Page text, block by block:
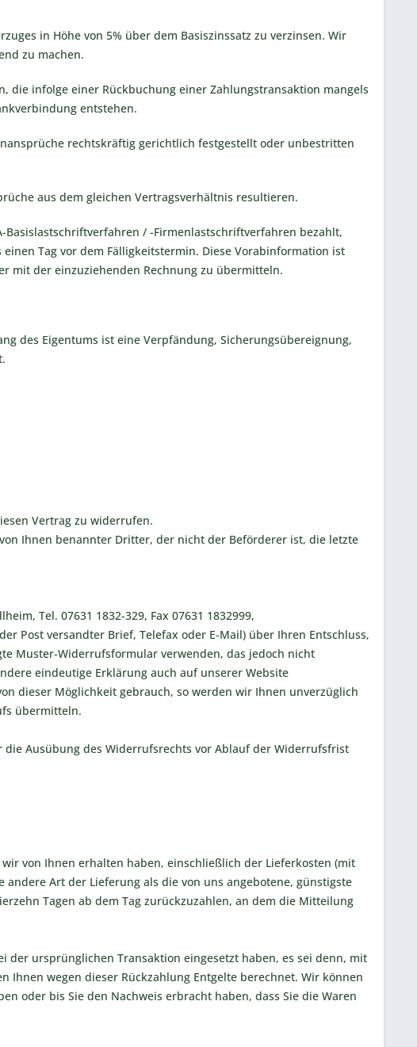
in Höhe von 5% über dem Basiszinssatz zu verzinsen. Wir
zu machen.
die infolge einer Rückbuchung einer Zahlungstransaktion mangels
entstehen.
rechtskräftig gerichtlich festgestellt oder unbestritten
aus dem gleichen Vertragsverhältnis resultieren.
Basislastschriftverfahren / -Firmenlastschriftverfahren bezahlt,
Tag vor dem Fälligkeitstermin. Diese Vorabinformation ist
mit der einzuziehenden Rechnung zu übermitteln.
des Eigentums ist eine Verpfändung, Sicherungsübereignung,
Vertrag zu widerrufen.
Ihnen benannter Dritter, der nicht der Beförderer ist, die letzte
Tel. 07631 1832-329, Fax 07631 1832999,
Post versandter Brief, Telefax oder E-Mail) über Ihren Entschluss,
Muster-Widerrufsformular verwenden, das jedoch nicht
eindeutige Erklärung auch auf unserer Website
dieser Möglichkeit gebrauch, so werden wir Ihnen unverzüglich
übermitteln.
Ausübung des Widerrufsrechts vor Ablauf der Widerrufsfrist
von Ihnen erhalten haben, einschließlich der Lieferkosten (mit
Art der Lieferung als die von uns angebotene, günstigste
Tagen ab dem Tag zurückzuzahlen, an dem die Mitteilung
der ursprünglichen Transaktion eingesetzt haben, es sei denn, mit
wegen dieser Rückzahlung Entgelte berechnet. Wir können
oder bis Sie den Nachweis erbracht haben, dass Sie die Waren